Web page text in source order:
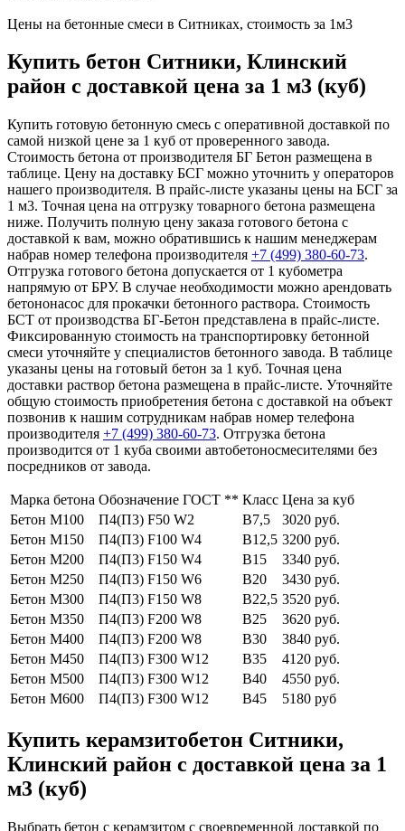
Цены на бетонные смеси в Ситниках, стоимость за 1м3
Купить бетон Ситники, Клинский
район с доставкой цена за 1 м3 (куб)
Купить готовую бетонную смесь с оперативной доставкой по
самой низкой цене за 1 куб от проверенного завода.
Стоимость бетона от производителя БГ Бетон размещена в
таблице. Цену на доставку БСГ можно уточнить у операторов
нашего производителя. В прайс-листе указаны цены на БСГ за
1 м3. Точная цена на отгрузку товарного бетона размещена
ниже. Получить полную цену заказа готового бетона с
доставкой к вам, можно обратившись к нашим менеджерам
набрав номер телефона производителя +7 (499) 380-60-73.
Отгрузка готового бетона допускается от 1 кубометра
напрямую от БРУ. В случае необходимости можно арендовать
бетононасос для прокачки бетонного раствора. Стоимость
БСТ от производства БГ-Бетон представлена в прайс-листе.
Фиксированную стоимость на транспортировку бетонной
смеси уточняйте у специалистов бетонного завода. В таблице
указаны цены на готовый бетон за 1 куб. Точная цена
доставки раствор бетона размещена в прайс-листе. Уточняйте
общую стоимость приобретения бетона с доставкой на объект
позвонив к нашим сотрудникам набрав номер телефона
производителя +7 (499) 380-60-73. Отгрузка бетона
производится от 1 куба своими автобетоносмесителями без
посредников от завода.
Марка бетона Обозначение ГОСТ ** Класс Цена за куб
Бетон М100
П4(П3) F50 W2 В7,5
3020 руб.
Бетон М150
П4(П3) F100 W4 В12,5 3200 руб.
Бетон М200
П4(П3) F150 W4 В15
3340 руб.
Бетон М250
П4(П3) F150 W6 В20
3430 руб.
Бетон М300
П4(П3) F150 W8 В22,5 3520 руб.
Бетон М350
П4(П3) F200 W8 В25
3620 руб.
Бетон М400
П4(П3) F200 W8 В30
3840 руб.
Бетон М450
П4(П3) F300 W12 В35
4120 руб.
Бетон М500
П4(П3) F300 W12 В40
4550 руб.
Бетон М600
П4(П3) F300 W12 В45 5180 руб
Купить керамзитобетон Ситники,
Клинский район с доставкой цена за 1
м3 (куб)
Выбрать бетон с керамзитом с своевременной доставкой по